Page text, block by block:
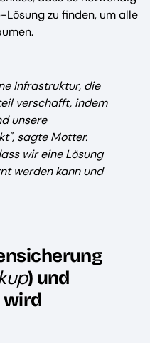
zu finden, um alle
Infrastruktur, die
verschafft, indem
unsere
sagte Motter.
wir eine Lösung
werden kann und
) und
wird